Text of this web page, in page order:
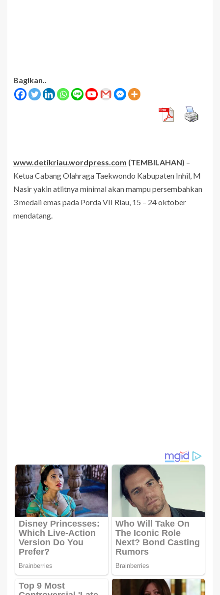
Bagikan..
www.detikriau.wordpress.com (TEMBILAHAN) –
Ketua Cabang Olahraga Taekwondo Kabupaten Inhil, M
Nasir yakin atlitnya minimal akan mampu persembahkan
3 medali emas pada Porda VII Riau, 15 – 24 oktober
mendatang.